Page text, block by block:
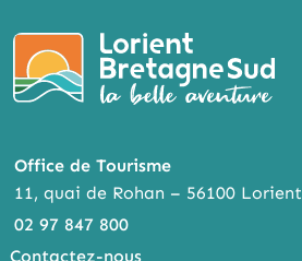
Office de Tourisme
11, quai de Rohan – 56100 Lorient
02 97 847 800
Contactez-nous